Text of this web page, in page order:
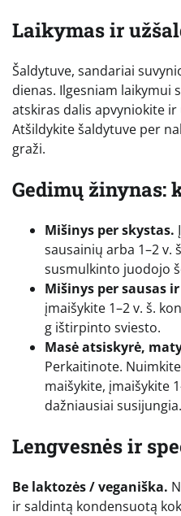
Laikymas ir
Šaldytuve, sandariai
dienas. Ilgesniam laikymui
atskiras dalis apvyniokite ir
Atšildykite šaldytuve per
graži.
Gedimų žinynas:
Mišinys per skystas.
sausainių arba 1–2 v.
susmulkinto juodojo
Mišinys per sausas
įmaišykite 1–2 v. š.
g ištirpinto sviesto.
Masė atsiskyrė,
Perkaitinote.
maišykite, įmaišykite
dažniausiai susijungia.
Lengvesnės ir
Be laktozės / veganiška.
ir saldintą kondensuotą